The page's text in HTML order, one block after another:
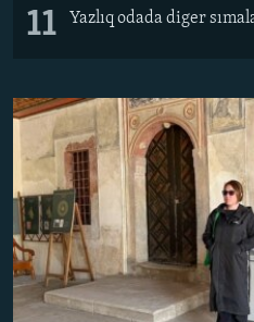
11 Yazlıq odada diger